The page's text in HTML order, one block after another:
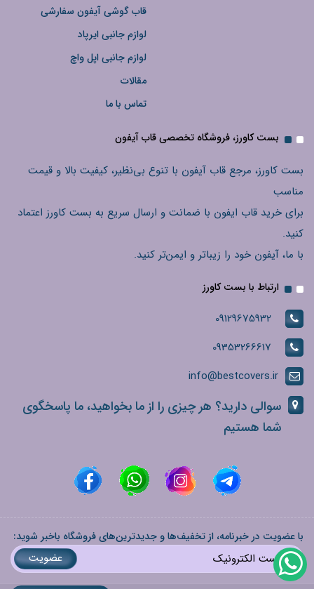
قاب گوشی آیفون سفارشی
لوازم جانبی ایرپاد
لوازم جانبی اپل واچ
مقالات
تماس با ما
بست کاورز، فروشگاه تخصصی قاب آیفون
بست کاورز، مرجع قاب آیفون با تنوع بی‌نظیر، کیفیت بالا و قیمت
مناسب
برای خرید قاب ایفون با ضمانت و ارسال سریع به بست کاورز اعتماد
کنید.
با ما، آیفون خود را زیباتر و ایمن‌تر کنید.
ارتباط با بست کاورز
09129675932
09353266617
info@bestcovers.ir
سوالی دارید؟ هر چیزی را از ما بخواهید، ما پاسخگوی
شما هستیم
با عضویت در خبرنامه، از تخفیف‌ها و جدیدترین‌های فروشگاه باخبر شوید:
عضویت